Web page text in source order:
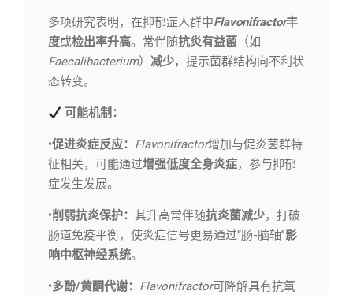
多项研究表明，在抑郁症人群中Flavonifractor丰
度或检出率升高。常伴随抗炎有益菌 （如
Faecalibacterium） 减少，提示菌群结构向不利状
态转变。
可能机制：
•促进炎症反应： Flavonifractor增加与促炎菌群特
征相关，可能通过增强低度全身炎症，参与抑郁
症发生发展。
•削弱抗炎保护： 其升高常伴随抗炎菌减少，打破
肠道免疫平衡，使炎症信号更易通过“肠-脑轴”影
响中枢神经系统。
•多酚/黄酮代谢： Flavonifractor可降解具有抗氧